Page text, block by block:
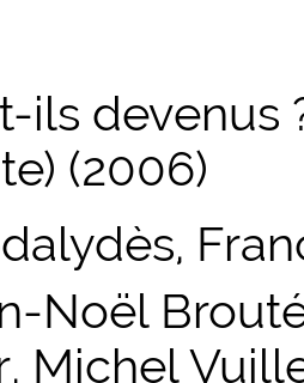
ils devenus
(2006)
Noël
Michel